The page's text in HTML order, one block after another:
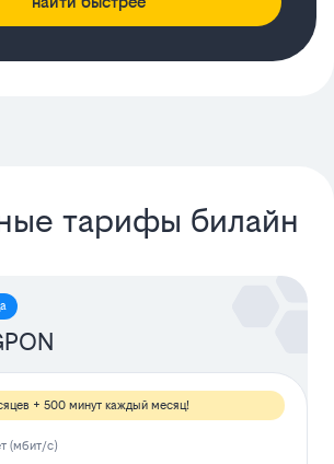
тарифы билайн
+ 500 минут каждый месяц!
(мбит/с)